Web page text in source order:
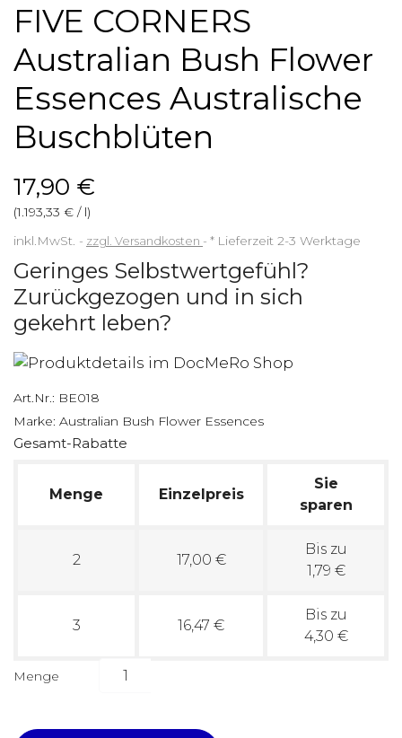
FIVE CORNERS
Australian Bush Flower
Essences Australische
Buschblüten
17,90 €
(1.193,33 € / l)
inkl.MwSt.
zzgl. Versandkosten * Lieferzeit 2-3 Werktage
Geringes Selbstwertgefühl?
Zurückgezogen und in sich
gekehrt leben?
Art.Nr.: BE018
Marke: Australian Bush Flower Essences
Gesamt-Rabatte
Menge Einzelpreis
Sie
sparen
2 17,00 €
Bis zu
1,79 €
3 16,47 €
Bis zu
4,30 €
Menge